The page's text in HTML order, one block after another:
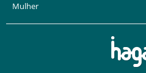
Mulher